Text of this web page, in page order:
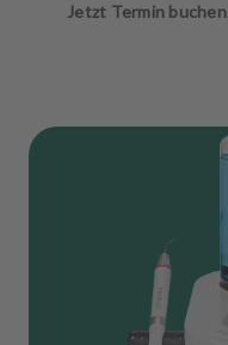
Jetzt Termin buchen